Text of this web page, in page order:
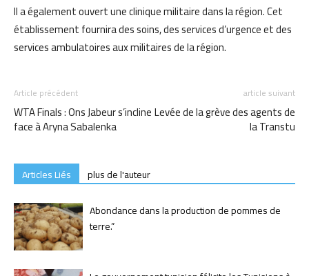
Il a également ouvert une clinique militaire dans la région. Cet
établissement fournira des soins, des services d’urgence et des
services ambulatoires aux militaires de la région.
Article précédent
WTA Finals : Ons Jabeur s’incline
face à Aryna Sabalenka
article suivant
Levée de la grève des agents de
la Transtu
Articles Liés
plus de l'auteur
Abondance dans la production de pommes de
terre.”